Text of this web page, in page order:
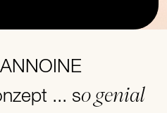
... so genial